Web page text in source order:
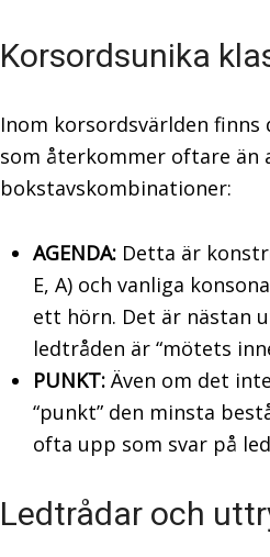
Korsordsunika
Inom korsordsvärlden
som återkommer oftare än
bokstavskombinationer:
AGENDA: Detta är
E, A) och vanliga
ett hörn. Det är nästan
ledtråden är “mötets
PUNKT: Även om det
“punkt” den minsta
ofta upp som svar på
Ledtrådar och